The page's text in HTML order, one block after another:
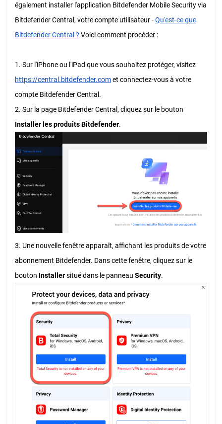
également installer l'application Bitdefender Mobile Security via
Bitdefender Central, votre compte utilisateur -Qu'est-ce que
Bitdefender Central ? Voici comment procéder :
1. Sur l'iPhone ou l'iPad que vous souhaitez protéger, visitez
https://central.bitdefender.comet connectez-vous à votre
compte Bitdefender Central.
2. Sur la page Bitdefender Central, cliquez sur le bouton
Installer les produits Bitdefender.
3. Une nouvelle fenêtre apparaît, affichant les produits de votre
abonnement Bitdefender. Dans cette fenêtre, cliquez sur le
bouton Installersitué dans le panneau Security.